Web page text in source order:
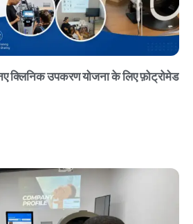
क्लिनिक उपकरण योजना के लिए फ़ोट्रोमेड